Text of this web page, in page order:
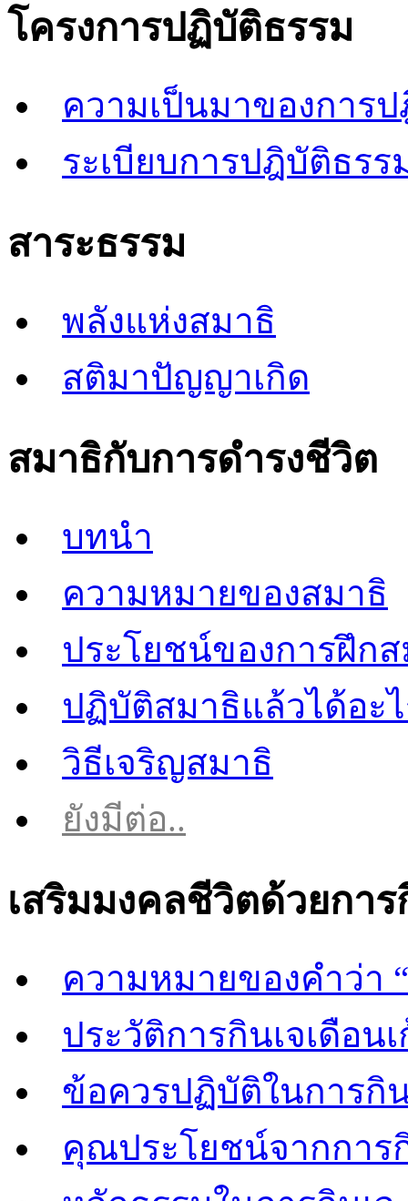
โครงการปฏิบัติธรรม
ความเป็นมาของการ
ระเบียบการปฎิบัติธร
สาระธรรม
พลังแห่งสมาธิ
สติมาปัญญาเกิด
สมาธิกับการดำรงชีวิต
บทนำ
ความหมายของสมาธิ
ประโยชน์ของการฝึก
ปฏิบัติสมาธิแล้วได้อะ
วิธีเจริญสมาธิ
ยังมีต่อ..
เสริมมงคลชีวิตด้วยการ
ความหมายของคำว่า “
ประวัติการกินเจเดือน
ข้อควรปฏิบัติในการกิ
คุณประโยชน์จากการ